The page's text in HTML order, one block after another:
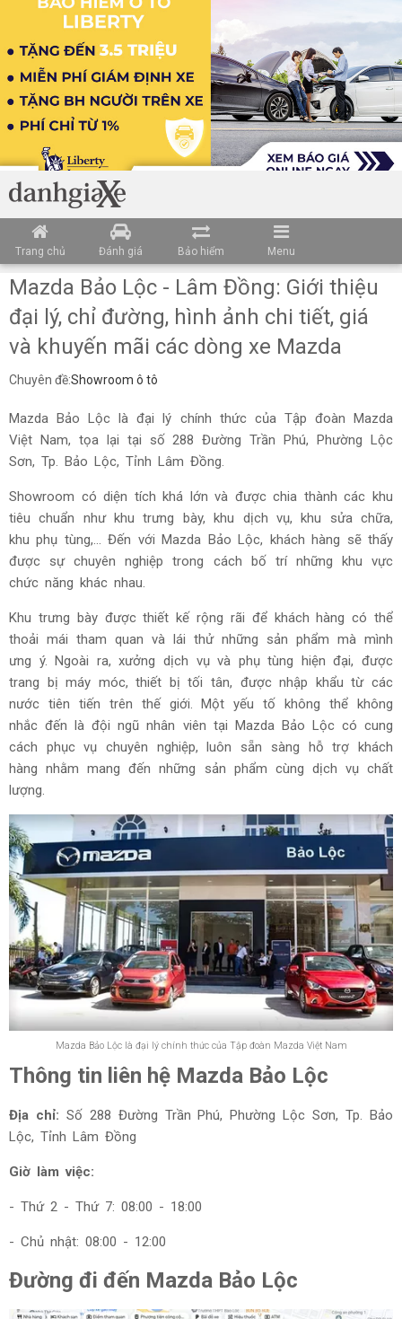
Trang chủ Đánh giá Bảo hiểm Menu
Mazda Bảo Lộc - Lâm Đồng: Giới thiệu
đại lý, chỉ đường, hình ảnh chi tiết, giá
và khuyến mãi các dòng xe Mazda
Chuyên đề:Showroom ô tô
Mazda Bảo Lộc là đại lý chính thức của Tập đoàn Mazda
Việt Nam, tọa lại tại số 288 Đường Trần Phú, Phường Lộc
Sơn, Tp. Bảo Lộc, Tỉnh Lâm Đồng.
Showroom có diện tích khá lớn và được chia thành các khu
tiêu chuẩn như khu trưng bày, khu dịch vụ, khu sửa chữa,
khu phụ tùng,… Đến với Mazda Bảo Lộc, khách hàng sẽ thấy
được sự chuyên nghiệp trong cách bố trí những khu vực
chức năng khác nhau.
Khu trưng bày được thiết kế rộng rãi để khách hàng có thể
thoải mái tham quan và lái thử những sản phẩm mà mình
ưng ý. Ngoài ra, xưởng dịch vụ và phụ tùng hiện đại, được
trang bị máy móc, thiết bị tối tân, được nhập khẩu từ các
nước tiên tiến trên thế giới. Một yếu tố không thể không
nhắc đến là đội ngũ nhân viên tại Mazda Bảo Lộc có cung
cách phục vụ chuyên nghiệp, luôn sẵn sàng hỗ trợ khách
hàng nhằm mang đến những sản phẩm cùng dịch vụ chất
lượng.
Mazda Bảo Lộc là đại lý chính thức của Tập đoàn Mazda Việt Nam
Thông tin liên hệ Mazda Bảo Lộc
Địa chỉ: Số 288 Đường Trần Phú, Phường Lộc Sơn, Tp. Bảo
Lộc, Tỉnh Lâm Đồng
Giờ làm việc:
- Thứ 2 - Thứ 7: 08:00 - 18:00
- Chủ nhật: 08:00 - 12:00
Đường đi đến Mazda Bảo Lộc